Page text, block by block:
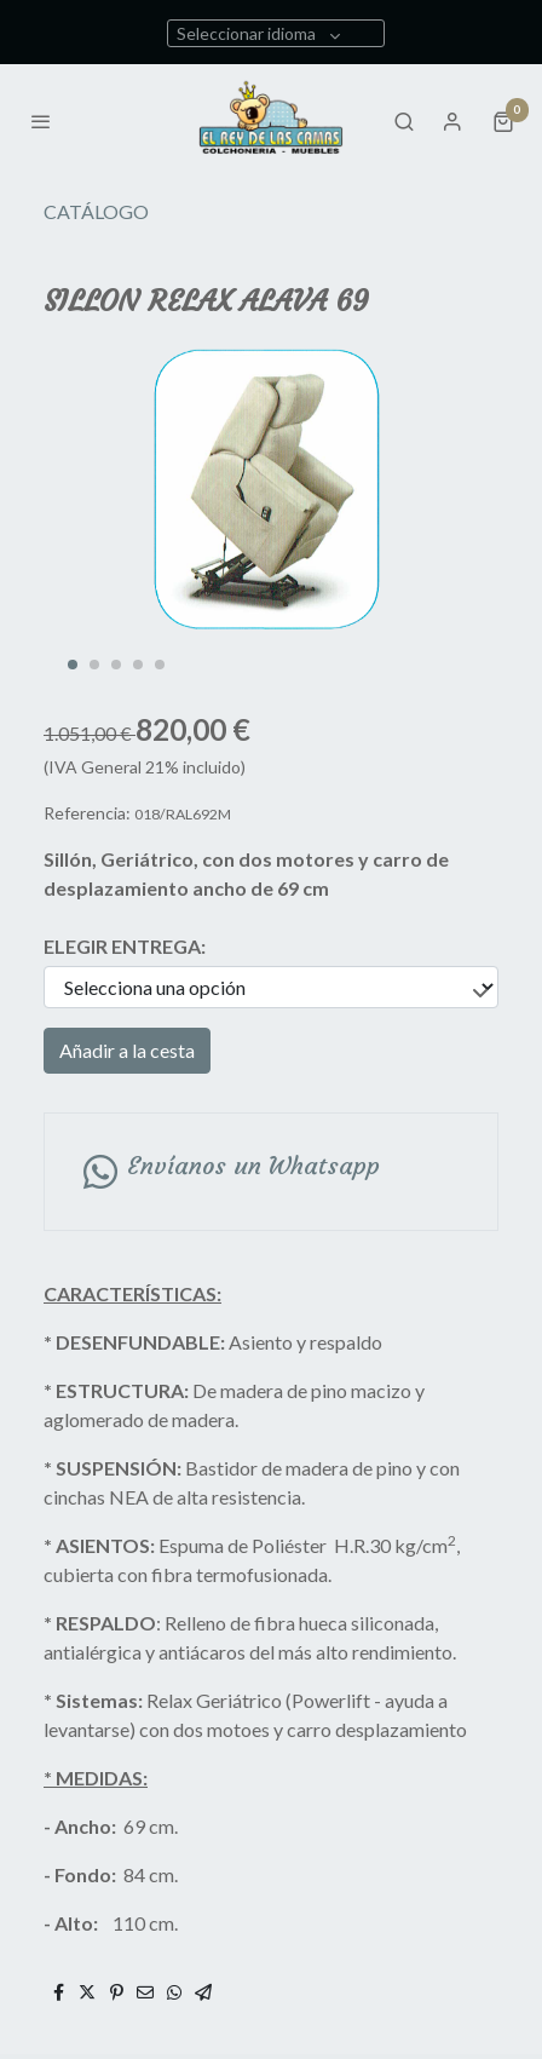
Seleccionar idioma
0
CATÁLOGO
SILLON RELAX ALAVA 69
1.051,00 €820,00 €
(IVA General 21% incluido)
Referencia: 018/RAL692M
Sillón, Geriátrico, con dos motores y carro de
desplazamiento ancho de 69 cm
ELEGIR ENTREGA:
Añadir a la cesta
Envíanos un Whatsapp
CARACTERÍSTICAS:
* DESENFUNDABLE:Asiento y respaldo
* ESTRUCTURA: De madera de pino macizo y
aglomerado de madera.
* SUSPENSIÓN: Bastidor de madera de pino y con
cinchas NEA de alta resistencia.
* ASIENTOS: Espuma de Poliéster H.R.30 kg/cm2,
cubierta con fibra termofusionada.
* RESPALDO: Relleno de fibra hueca siliconada,
antialérgica y antiácaros del más alto rendimiento.
* Sistemas: Relax Geriátrico (Powerlift - ayuda a
levantarse) con dos motoes y carro desplazamiento
* MEDIDAS:
- Ancho: 69 cm.
- Fondo: 84 cm.
- Alto: 110 cm.